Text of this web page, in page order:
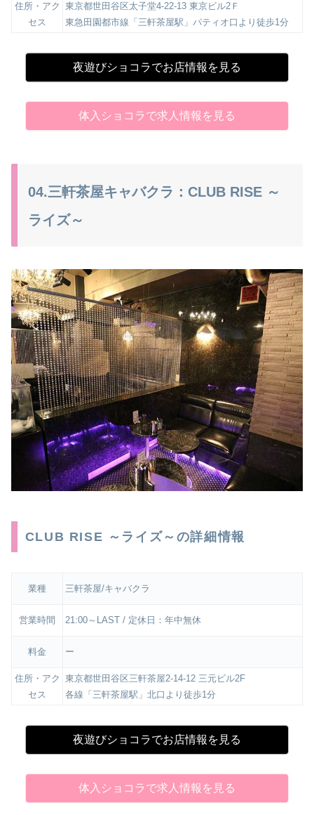
住所・アク
セス
東京都世田谷区太子堂4-22-13 東京ビル2Ｆ
東急田園都市線「三軒茶屋駅」パティオ口より徒歩1分
夜遊びショコラでお店情報を見る
体入ショコラで求人情報を見る
04.三軒茶屋キャバクラ：CLUB RISE ～
ライズ～
CLUB RISE ～ライズ～の詳細情報
業種 三軒茶屋/キャバクラ
営業時間 21:00～LAST / 定休日：年中無休
料金 ー
住所・アク
セス
東京都世田谷区三軒茶屋2-14-12 三元ビル2F
各線「三軒茶屋駅」北口より徒歩1分
夜遊びショコラでお店情報を見る
体入ショコラで求人情報を見る